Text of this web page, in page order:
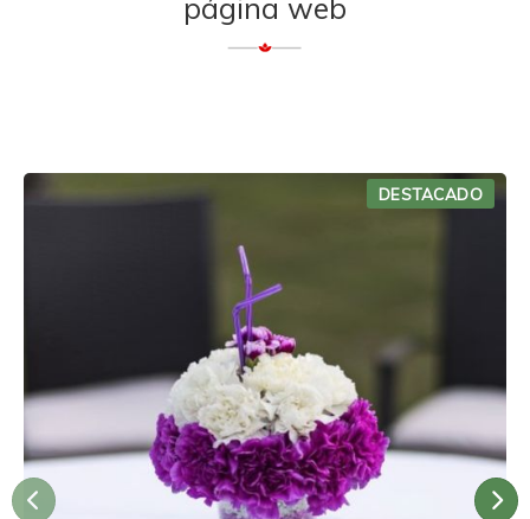
página web
DESTACADO
Anterior